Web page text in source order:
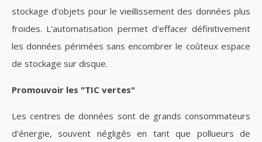
stockage d'objets pour le vieillissement des données plus
froides. L'automatisation permet d'effacer définitivement
les données périmées sans encombrer le coûteux espace
de stockage sur disque.
Promouvoir les "TIC vertes"
Les centres de données sont de grands consommateurs
d'énergie, souvent négligés en tant que pollueurs de